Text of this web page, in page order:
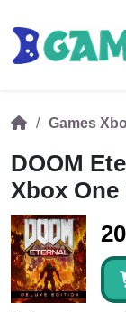
Games
DOOM
Xbox One